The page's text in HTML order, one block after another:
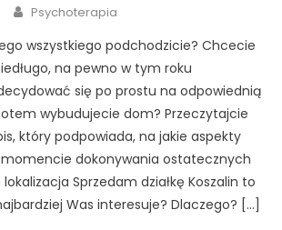
Author
Psychoterapia
wszystkiego podchodzicie? Chcecie
na pewno w tym roku
się po prostu na odpowiednią
wybudujecie dom? Przeczytajcie
który podpowiada, na jakie aspekty
dokonywania ostatecznych
Sprzedam działkę Koszalin to
Was interesuje? Dlaczego? […]